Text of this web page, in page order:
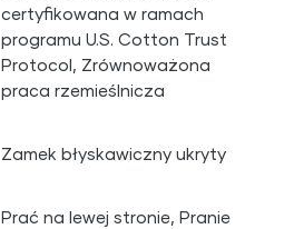
certyfikowana w ramach
programu U.S. Cotton Trust
Protocol, Zrównoważona
praca rzemieślnicza
Zamek błyskawiczny ukryty
Prać na lewej stronie, Pranie